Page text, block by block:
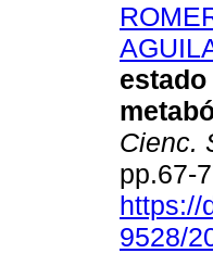
Cienc.
pp.67-
https://
9528/